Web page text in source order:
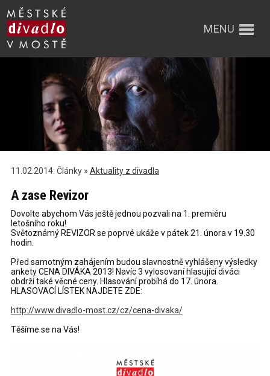
MENU
11.02.2014: Články » Aktuality z divadla
A zase Revizor
Dovolte abychom Vás ještě jednou pozvali na 1. premiéru
letošního roku!
Světoznámý REVIZOR se poprvé ukáže v pátek 21. února v 19.30
hodin.
Před samotným zahájením budou slavnostně vyhlášeny výsledky
ankety CENA DIVÁKA 2013! Navíc 3 vylosovaní hlasující diváci
obdrží také věcné ceny. Hlasování probíhá do 17. února.
HLASOVACÍ LÍSTEK NAJDETE ZDE:
http://www.divadlo-most.cz/cz/cena-divaka/
Těšíme se na Vás!